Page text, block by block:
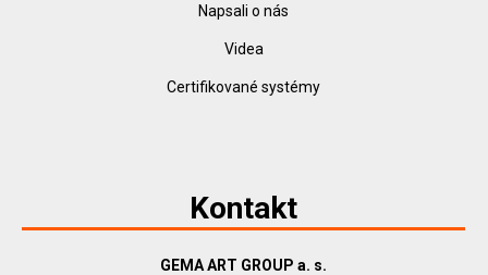
Napsali o nás
Videa
Certifikované systémy
Kontakt
GEMA ART GROUP a. s.